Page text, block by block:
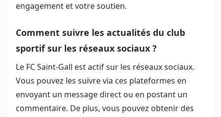
engagement et votre soutien.
Comment suivre les actualités du club
sportif sur les réseaux sociaux ?
Le FC Saint-Gall est actif sur les réseaux sociaux.
Vous pouvez les suivre via ces plateformes en
envoyant un message direct ou en postant un
commentaire. De plus, vous pouvez obtenir des